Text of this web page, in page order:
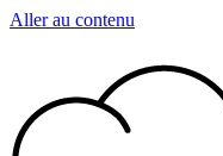
Aller au contenu